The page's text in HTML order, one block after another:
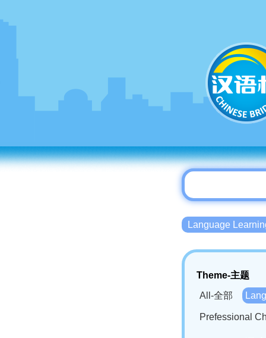
Language
Theme-主题
All-全部
Prefessional